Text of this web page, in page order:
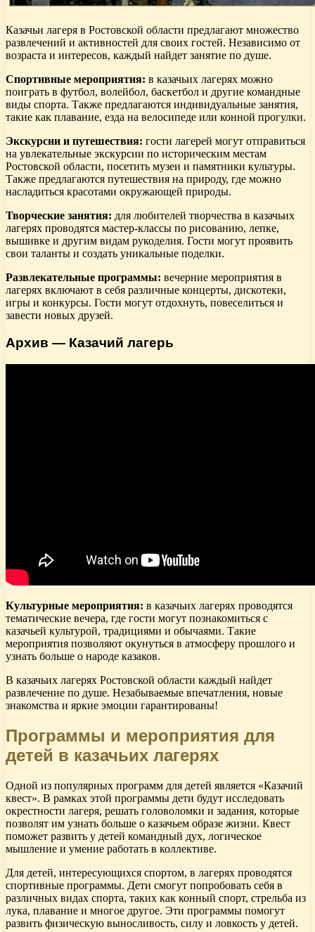
Казачьи лагеря в Ростовской области предлагают множество
развлечений и активностей для своих гостей. Независимо от
возраста и интересов, каждый найдет занятие по душе.
Спортивные мероприятия: в казачьих лагерях можно
поиграть в футбол, волейбол, баскетбол и другие командные
виды спорта. Также предлагаются индивидуальные занятия,
такие как плавание, езда на велосипеде или конной прогулки.
Экскурсии и путешествия: гости лагерей могут отправиться
на увлекательные экскурсии по историческим местам
Ростовской области, посетить музеи и памятники культуры.
Также предлагаются путешествия на природу, где можно
насладиться красотами окружающей природы.
Творческие занятия: для любителей творчества в казачьих
лагерях проводятся мастер-классы по рисованию, лепке,
вышивке и другим видам рукоделия. Гости могут проявить
свои таланты и создать уникальные поделки.
Развлекательные программы: вечерние мероприятия в
лагерях включают в себя различные концерты, дискотеки,
игры и конкурсы. Гости могут отдохнуть, повеселиться и
завести новых друзей.
Архив — Казачий лагерь
Культурные мероприятия: в казачьих лагерях проводятся
тематические вечера, где гости могут познакомиться с
казачьей культурой, традициями и обычаями. Такие
мероприятия позволяют окунуться в атмосферу прошлого и
узнать больше о народе казаков.
В казачьих лагерях Ростовской области каждый найдет
развлечение по душе. Незабываемые впечатления, новые
знакомства и яркие эмоции гарантированы!
Программы и мероприятия для
детей в казачьих лагерях
Одной из популярных программ для детей является «Казачий
квест». В рамках этой программы дети будут исследовать
окрестности лагеря, решать головоломки и задания, которые
позволят им узнать больше о казачьем образе жизни. Квест
поможет развить у детей командный дух, логическое
мышление и умение работать в коллективе.
Для детей, интересующихся спортом, в лагерях проводятся
спортивные программы. Дети смогут попробовать себя в
различных видах спорта, таких как конный спорт, стрельба из
лука, плавание и многое другое. Эти программы помогут
развить физическую выносливость, силу и ловкость у детей.